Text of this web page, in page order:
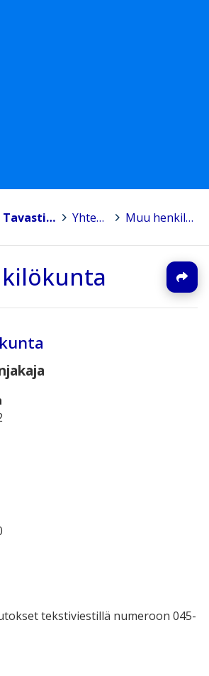
Tavastilan koulu > Yhteystiedot > Muu henkilökunta
tekstiviestillä numeroon 045-